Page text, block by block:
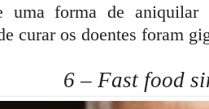
uma forma de
curar os doentes foram
6 – Fast food